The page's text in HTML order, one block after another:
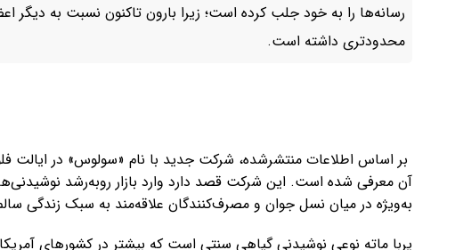
رسانه‌ها را به خود جلب کرده است؛ زیرا بارون تاکنون نسبت به دیگر
محدودتری داشته است.
بر اساس اطلاعات منتشرشده، شرکت جدید با نام «سولوس» در ایالت
آن معرفی شده است. این شرکت قصد دارد وارد بازار رو‌به‌رشد
به‌ویژه در میان نسل جوان و مصرف‌کنندگان علاقه‌مند به سبک زندگی
یربا ماته نوعی نوشیدنی گیاهی سنتی است که بیشتر در کشورهای